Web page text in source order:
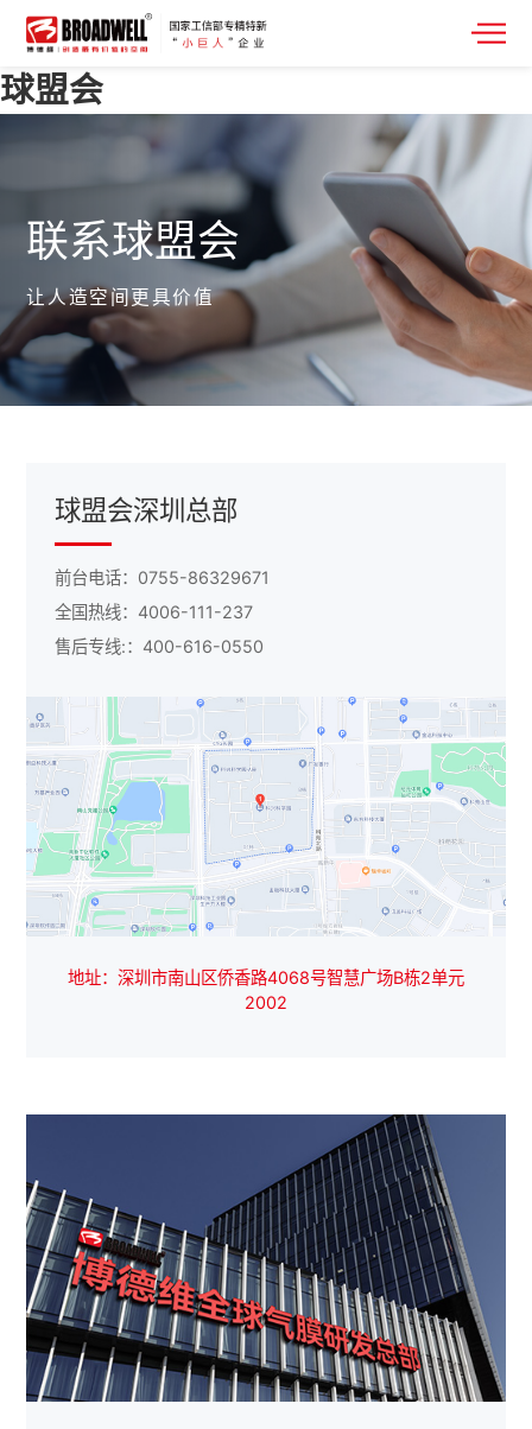
球盟会
联系球盟会
让人造空间更具价值
球盟会深圳总部
前台电话：0755-86329671
全国热线：4006-111-237
售后专线:：400-616-0550
地址：深圳市南山区侨香路4068号智慧广场B栋2单元
2002